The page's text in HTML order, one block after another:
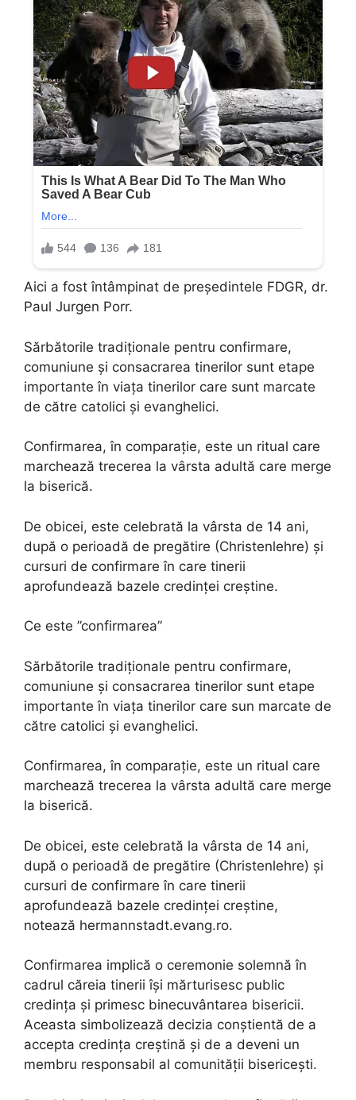
Aici a fost întâmpinat de președintele FDGR, dr.
Paul Jurgen Porr.
Sărbătorile tradiționale pentru confirmare,
comuniune și consacrarea tinerilor sunt etape
importante în viața tinerilor care sunt marcate
de către catolici și evanghelici.
Confirmarea, în comparație, este un ritual care
marchează trecerea la vârsta adultă care merge
la biserică.
De obicei, este celebrată la vârsta de 14 ani,
după o perioadă de pregătire (Christenlehre) și
cursuri de confirmare în care tinerii
aprofundează bazele credinței creștine.
Ce este ”confirmarea”
Sărbătorile tradiționale pentru confirmare,
comuniune și consacrarea tinerilor sunt etape
importante în viața tinerilor care sun marcate de
către catolici și evanghelici.
Confirmarea, în comparație, este un ritual care
marchează trecerea la vârsta adultă care merge
la biserică.
De obicei, este celebrată la vârsta de 14 ani,
după o perioadă de pregătire (Christenlehre) și
cursuri de confirmare în care tinerii
aprofundează bazele credinței creștine,
notează hermannstadt.evang.ro.
Confirmarea implică o ceremonie solemnă în
cadrul căreia tinerii își mărturisesc public
credința și primesc binecuvântarea bisericii.
Aceasta simbolizează decizia conștientă de a
accepta credința creștină și de a deveni un
membru responsabil al comunității bisericești.